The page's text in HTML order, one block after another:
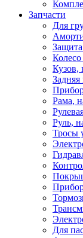
Запчасти
Для
Защита
Колесо
Кузов,
Задняя
Рама,
Руль,
Тросы
Для